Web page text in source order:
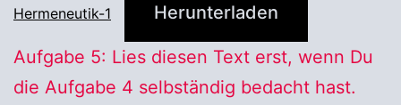
Hermeneutik-1 Herunterladen
Aufgabe 5: Lies diesen Text erst, wenn Du
die Aufgabe 4 selbständig bedacht hast.